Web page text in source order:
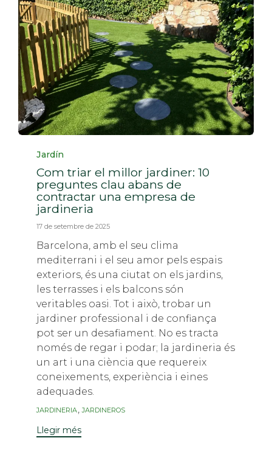
Categoria
Jardín
Com triar el millor jardiner: 10
preguntes clau abans de
contractar una empresa de
jardineria
17 de setembre de 2025
Barcelona, ​​amb el seu clima
mediterrani i el seu amor pels espais
exteriors, és una ciutat on els jardins,
les terrasses i els balcons són
veritables oasi. Tot i això, trobar un
jardiner professional i de confiança
pot ser un desafiament. No es tracta
només de regar i podar; la jardineria és
un art i una ciència que requereix
coneixements, experiència i eines
adequades.
Etiquetes
JARDINERIA,JARDINEROS
Llegir més